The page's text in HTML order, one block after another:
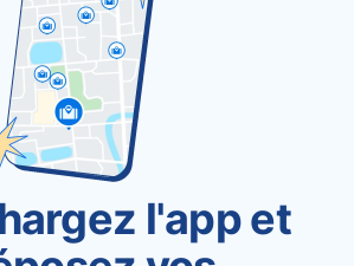
l'app et